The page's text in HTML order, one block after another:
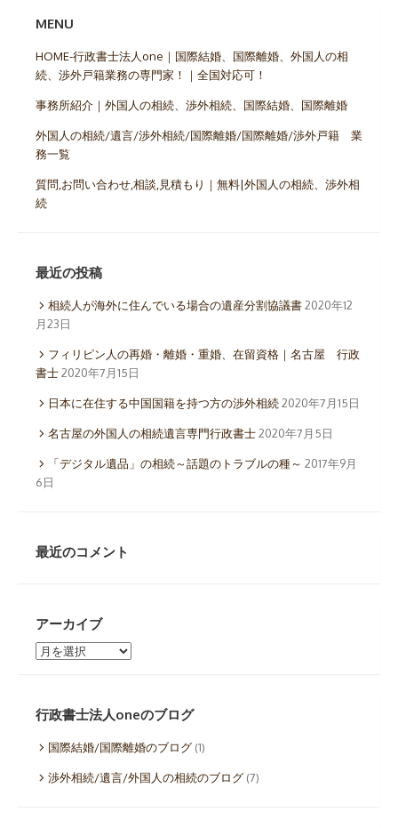
MENU
HOME-行政書士法人one｜国際結婚、国際離婚、外国人の相
続、渉外戸籍業務の専門家！｜全国対応可！
事務所紹介｜外国人の相続、渉外相続、国際結婚、国際離婚
外国人の相続/遺言/渉外相続/国際離婚/国際離婚/渉外戸籍 業
務一覧
質問,お問い合わせ,相談,見積もり｜無料|外国人の相続、渉外相
続
最近の投稿
相続人が海外に住んでいる場合の遺産分割協議書2020年12
月23日
フィリピン人の再婚・離婚・重婚、在留資格｜名古屋 行政
書士2020年7月15日
日本に在住する中国国籍を持つ方の渉外相続2020年7月15日
名古屋の外国人の相続遺言専門行政書士2020年7月5日
「デジタル遺品」の相続～話題のトラブルの種～ 2017年9月
6日
最近のコメント
アーカイブ
ア
イ
ブ
行政書士法人oneのブログ
国際結婚/国際離婚のブログ (1)
渉外相続/遺言/外国人の相続のブログ (7)